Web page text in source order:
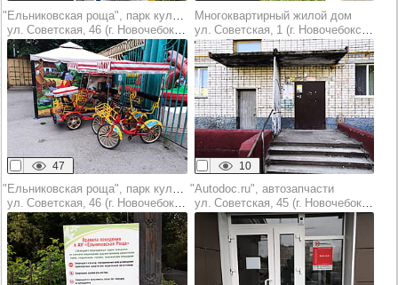
ул. Советская, 46 (г. Новочебоксарск)
47
Многоквартирный жилой дом
ул. Советская, 1 (г. Новочебоксарск)
10
ул. Советская, 46 (г. Новочебоксарск)
"Autodoc.ru", автозапчасти
ул. Советская, 45 (г. Новочебоксарск)